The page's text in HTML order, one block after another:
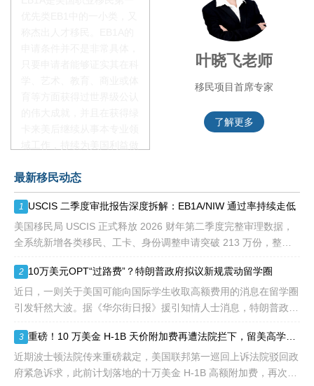
额占全球移民签证配额的
28.6%，即大约4万个移民
签证，都会用于满足"优
先"移民类别的申请。EB1A
不需要雇主支持、不用办理
等的限制，所以也愈来愈受
到中国杰出人才的青睐。
叶晓飞老师
移民项目首席专家
了解更多
最新移民动态
1
USCIS 二季度审批报告深度拆解：EB1A/NIW 通过率持续走低
美国移民局 USCIS 正式释放 2026 财年第二季度完整审理数据，
全系统新增各类移民、工卡、身份调整申请突破 213 万份，整体
2 10万美元OPT“过路费”？特朗普政府拟议新规震动留学圈
近日，一则关于美国可能向国际学生收取高额费用的消息在留学圈
引发轩然大波。据《华尔街日报》援引知情人士消息，特朗普政府
中可能包括高达10万美元
3
近期波士顿法院传来重磅裁定，美国联邦第一巡回上诉法院驳回政
府紧急诉求，此前计划落地的十万美金 H-1B 高额附加费，再次被